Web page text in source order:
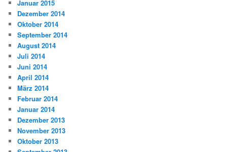
Januar 2015
Dezember 2014
Oktober 2014
September 2014
August 2014
Juli 2014
Juni 2014
April 2014
März 2014
Februar 2014
Januar 2014
Dezember 2013
November 2013
Oktober 2013